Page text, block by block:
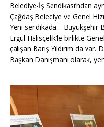
Belediye-İş Sendikası’ndan
Çağdaş Belediye ve Genel
Yeni sendikada… Büyükşehir
Ergül Halisçelik’le birlikte
çalışan Barış Yıldırım da
Başkan Danışmanı olarak,